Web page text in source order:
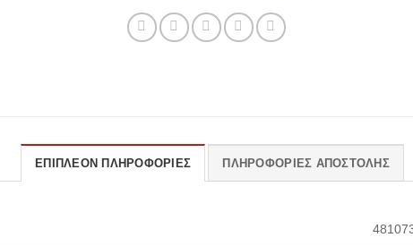
ΕΠΙΠΛΈΟΝ ΠΛΗΡΟΦΟΡΊΕΣ ΠΛΗΡΟΦΟΡΊΕΣ ΑΠΟΣΤΟΛΉΣ